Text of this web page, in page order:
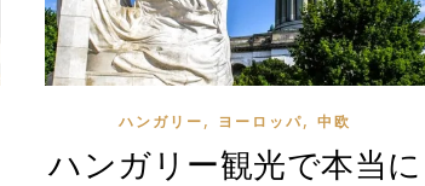
ハンガリー, ヨーロッパ,中欧
ハンガリー観光で本当に